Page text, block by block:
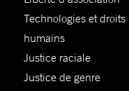
Technologies et droits
humains
Justice raciale
Justice de genre